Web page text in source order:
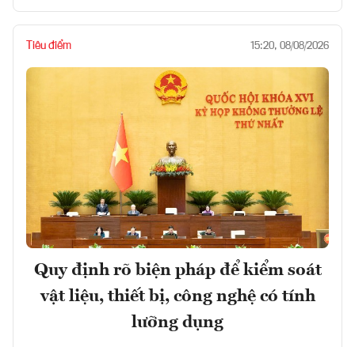
Tiêu điểm 15:20, 08/08/2026
Quy định rõ biện pháp để kiểm soát
vật liệu, thiết bị, công nghệ có tính
lưỡng dụng